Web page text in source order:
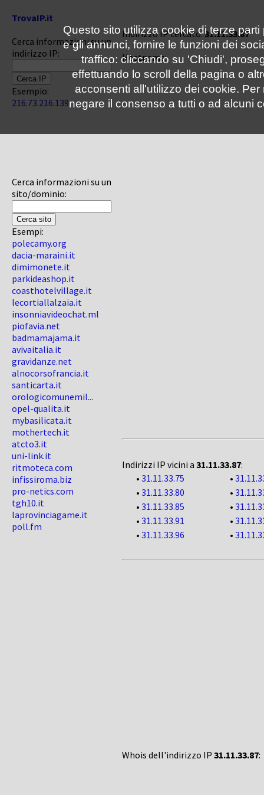
TrovaIP.it
Cerca informazioni su un
indirizzo IP:
Esempio:
216.73.216.139
Cerca informazioni su un
sito/dominio:
Esempi:
polecamy.org
dacia-maraini.it
dimimonete.it
parkideashop.it
coasthotelvillage.it
lecortiallalzaia.it
insonniavideochat.ml
piofavia.net
badmamajama.it
avivaitalia.it
gravidanze.net
alnocorsofrancia.it
santicarta.it
orologicomunemil...
opel-qualita.it
mybasilicata.it
mothertech.it
atcto3.it
uni-link.it
ritmoteca.com
infissiroma.biz
pro-netics.com
tgh10.it
laprovinciagame.it
poll.fm
Indirizzo IP cercato:31.11.33.87
Hostname:
Indirizzi IP vicini a 31.11.33.87:
• 31.11.33.75 •
• 31.11.33.80 •
• 31.11.33.85 •
• 31.11.33.91 •
• 31.11.33.96 •
Whois dell'indirizzo IP 31.11.33.87:
Questo sito utilizza cookie di terze
e gli annunci, fornire le funzioni dei
traffico: cliccando su 'Chiudi',
effettuando lo scroll della pagina o
acconsenti all'utilizzo dei cookie.
negare il consenso a tutti o ad alcuni